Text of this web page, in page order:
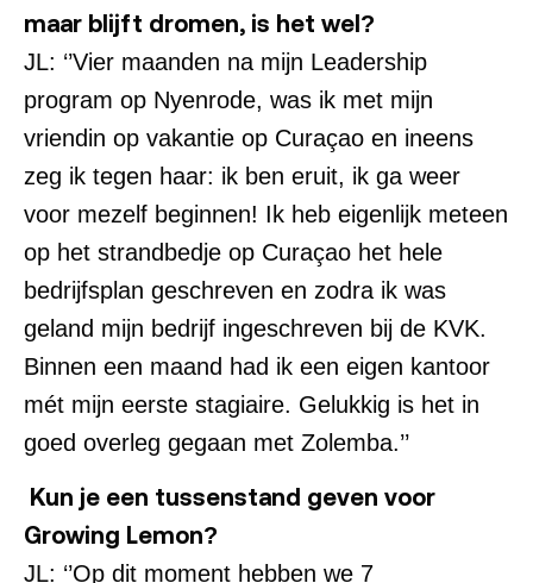
maar blijft dromen, is het wel?
JL: ‘’Vier maanden na mijn Leadership
program op Nyenrode, was ik met mijn
vriendin op vakantie op Curaçao en ineens
zeg ik tegen haar: ik ben eruit, ik ga weer
voor mezelf beginnen! Ik heb eigenlijk meteen
op het strandbedje op Curaçao het hele
bedrijfsplan geschreven en zodra ik was
geland mijn bedrijf ingeschreven bij de KVK.
Binnen een maand had ik een eigen kantoor
mét mijn eerste stagiaire. Gelukkig is het in
goed overleg gegaan met Zolemba.’’
Kun je een tussenstand geven voor
Growing Lemon?
JL: ‘’Op dit moment hebben we 7